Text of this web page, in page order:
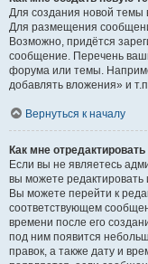
Для создания новой темы
Для размещения
Возможно, придётся
сообщение. Перечень
форума или темы.
добавлять вложения» и
Вернуться к началу
Как мне
Если вы не являетесь
вы можете редактировать
Вы можете перейти к
соответствующем
времени после его
под ним появится
правок, а также дату и